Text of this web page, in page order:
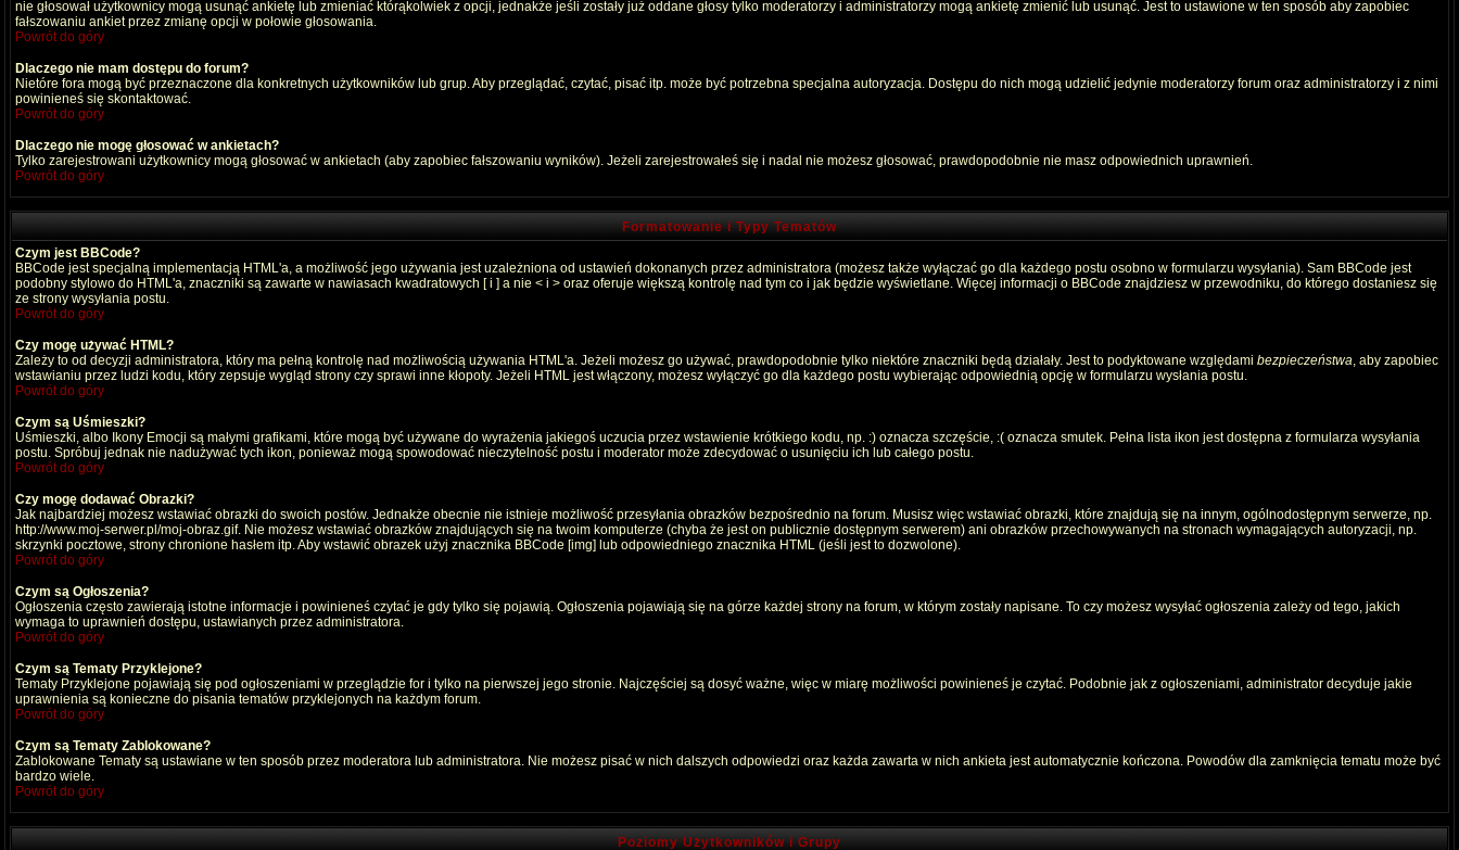
nie głosował użytkownicy mogą usunąć ankietę lub zmieniać którąkolwiek z opcji, jednakże jeśli zostały już oddane głosy tylko moderatorzy i administratorzy mogą ankietę zmienić lub usunąć. Jest to ustawione w ten sposób aby zapobiec
fałszowaniu ankiet przez zmianę opcji w połowie głosowania.
Powrót do góry
Dlaczego nie mam dostępu do forum?
Nietóre fora mogą być przeznaczone dla konkretnych użytkowników lub grup. Aby przeglądać, czytać, pisać itp. może być potrzebna specjalna autoryzacja. Dostępu do nich mogą udzielić jedynie moderatorzy forum oraz administratorzy i z nimi
powinieneś się skontaktować.
Powrót do góry
Dlaczego nie mogę głosować w ankietach?
Tylko zarejestrowani użytkownicy mogą głosować w ankietach (aby zapobiec fałszowaniu wyników). Jeżeli zarejestrowałeś się i nadal nie możesz głosować, prawdopodobnie nie masz odpowiednich uprawnień.
Powrót do góry
Formatowanie i Typy Tematów
Czym jest BBCode?
BBCode jest specjalną implementacją HTML'a, a możliwość jego używania jest uzależniona od ustawień dokonanych przez administratora (możesz także wyłączać go dla każdego postu osobno w formularzu wysyłania). Sam BBCode jest
podobny stylowo do HTML'a, znaczniki są zawarte w nawiasach kwadratowych [ i ] a nie < i > oraz oferuje większą kontrolę nad tym co i jak będzie wyświetlane. Więcej informacji o BBCode znajdziesz w przewodniku, do którego dostaniesz się
ze strony wysyłania postu.
Powrót do góry
Czy mogę używać HTML?
Zależy to od decyzji administratora, który ma pełną kontrolę nad możliwością używania HTML'a. Jeżeli możesz go używać, prawdopodobnie tylko niektóre znaczniki będą działały. Jest to podyktowane względami bezpieczeństwa, aby zapobiec
wstawianiu przez ludzi kodu, który zepsuje wygląd strony czy sprawi inne kłopoty. Jeżeli HTML jest włączony, możesz wyłączyć go dla każdego postu wybierając odpowiednią opcję w formularzu wysłania postu.
Powrót do góry
Czym są Uśmieszki?
Uśmieszki, albo Ikony Emocji są małymi grafikami, które mogą być używane do wyrażenia jakiegoś uczucia przez wstawienie krótkiego kodu, np. :) oznacza szczęście, :( oznacza smutek. Pełna lista ikon jest dostępna z formularza wysyłania
postu. Spróbuj jednak nie nadużywać tych ikon, ponieważ mogą spowodować nieczytelność postu i moderator może zdecydować o usunięciu ich lub całego postu.
Powrót do góry
Czy mogę dodawać Obrazki?
Jak najbardziej możesz wstawiać obrazki do swoich postów. Jednakże obecnie nie istnieje możliwość przesyłania obrazków bezpośrednio na forum. Musisz więc wstawiać obrazki, które znajdują się na innym, ogólnodostępnym serwerze, np.
http://www.moj-serwer.pl/moj-obraz.gif. Nie możesz wstawiać obrazków znajdujących się na twoim komputerze (chyba że jest on publicznie dostępnym serwerem) ani obrazków przechowywanych na stronach wymagających autoryzacji, np.
skrzynki pocztowe, strony chronione hasłem itp. Aby wstawić obrazek użyj znacznika BBCode [img] lub odpowiedniego znacznika HTML (jeśli jest to dozwolone).
Powrót do góry
Czym są Ogłoszenia?
Ogłoszenia często zawierają istotne informacje i powinieneś czytać je gdy tylko się pojawią. Ogłoszenia pojawiają się na górze każdej strony na forum, w którym zostały napisane. To czy możesz wysyłać ogłoszenia zależy od tego, jakich
wymaga to uprawnień dostępu, ustawianych przez administratora.
Powrót do góry
Czym są Tematy Przyklejone?
Tematy Przyklejone pojawiają się pod ogłoszeniami w przeglądzie for i tylko na pierwszej jego stronie. Najczęściej są dosyć ważne, więc w miarę możliwości powinieneś je czytać. Podobnie jak z ogłoszeniami, administrator decyduje jakie
uprawnienia są konieczne do pisania tematów przyklejonych na każdym forum.
Powrót do góry
Czym są Tematy Zablokowane?
Zablokowane Tematy są ustawiane w ten sposób przez moderatora lub administratora. Nie możesz pisać w nich dalszych odpowiedzi oraz każda zawarta w nich ankieta jest automatycznie kończona. Powodów dla zamknięcia tematu może być
bardzo wiele.
Powrót do góry
Poziomy Użytkowników i Grupy